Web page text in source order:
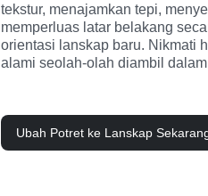
tekstur, menajamkan tepi,
memperluas latar belakang
orientasi lanskap baru. Nikmati
alami seolah-olah diambil
Ubah Potret ke Lanskap